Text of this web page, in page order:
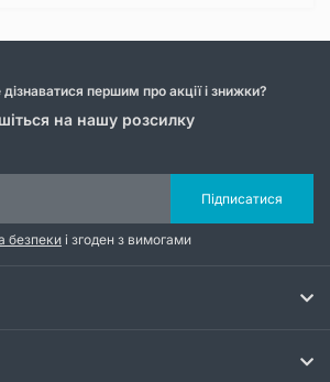
першим про акції і знижки?
на нашу розсилку
Підписатися
безпеки і згоден з вимогами